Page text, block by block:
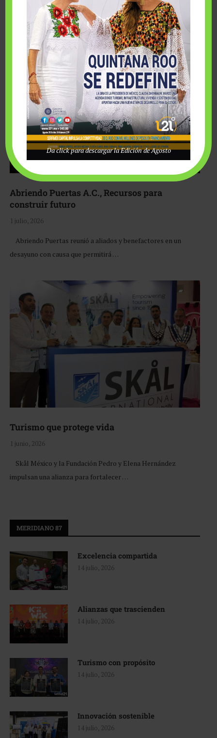
Fairmont Mayakoba y Make-A-Wish México unieron
esfuerzos para hacer realidad el deseo de una …
Abriendo Puertas A.C., Recursos para
construir futuro
1 julio, 2026
Abriendo Puertas reunió a aliados y benefactores en un
desayuno con causa que permitirá …
Turismo que protege vida
1 junio, 2026
Skål México y la Fundación Pedro y Elena Hernández
impulsan una alianza para fortalecer …
MERIDIANO 87
Excelencia compartida
14 julio, 2026
Alianzas que trascienden
14 julio, 2026
Turismo con propósito
14 julio, 2026
Innovación sostenible
14 julio, 2026
Da click para descargar la Edición de Agosto